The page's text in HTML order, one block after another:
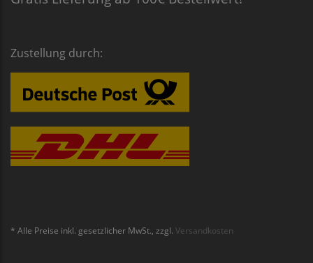
Zustellung durch:
* Alle Preise inkl. gesetzlicher MwSt., zzgl. Versandkosten